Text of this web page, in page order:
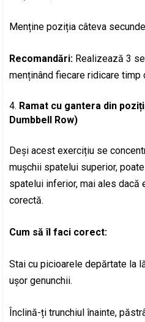
Menține poziția câteva
Recomandări: Realizează 3
menținând fiecare ridicare timp
Ramat cu gantera din
Dumbbell Row)
Deși acest exercițiu se
mușchii spatelui superior,
spatelui inferior, mai ales dacă
corectă.
Cum să îl faci corect:
Stai cu picioarele depărtate la
ușor genunchii.
Înclină-ți trunchiul înainte,